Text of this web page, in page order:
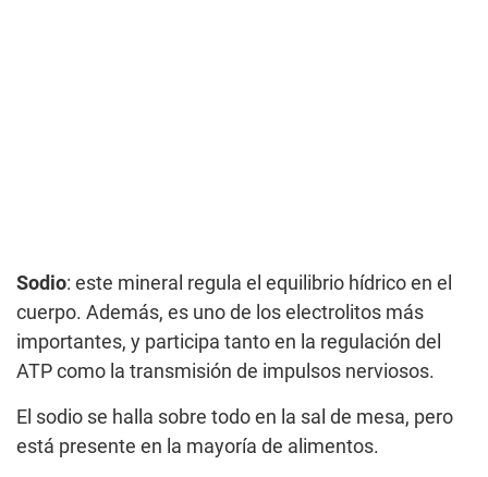
Sodio: este mineral regula el equilibrio hídrico en el
cuerpo. Además, es uno de los electrolitos más
importantes, y participa tanto en la regulación del
ATP como la transmisión de impulsos nerviosos.
El sodio se halla sobre todo en la sal de mesa, pero
está presente en la mayoría de alimentos.